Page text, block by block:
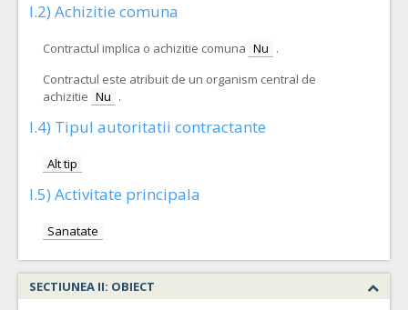
I.2) Achizitie comuna
Contractul implica o achizitie comuna Nu .
Contractul este atribuit de un organism central de
achizitie Nu .
I.4) Tipul autoritatii contractante
Alt tip
I.5) Activitate principala
Sanatate
SECTIUNEA II: OBIECT